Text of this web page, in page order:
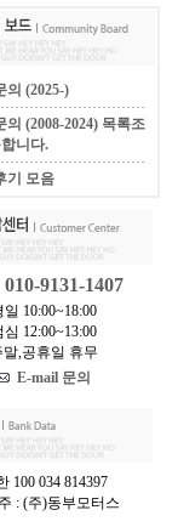
의 (2025-)
의 (2008-2024) 목록조
니다.
기 모음
9131-1407
일 10:00~18:00
심 12:00~13:00
말,공휴일 휴무
E-mail 문의
100 034 814397
: (주)동부모터스